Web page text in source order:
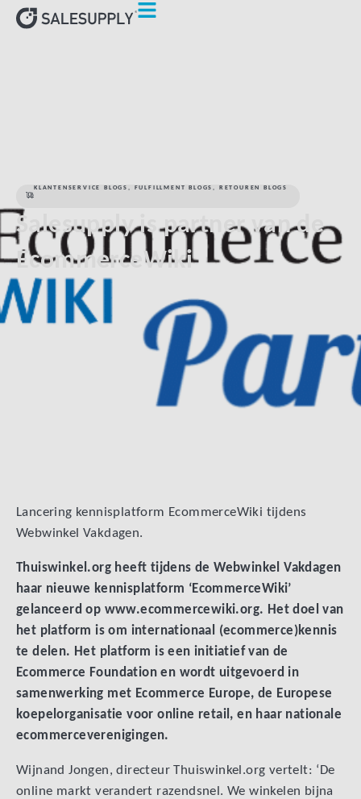
KLANTENSERVICE BLOGS, FULFILLMENT BLOGS, RETOUREN BLOGS
Salesupply is partner van de
EcommerceWiki
Lancering kennisplatform EcommerceWiki tijdens
Webwinkel Vakdagen.
Thuiswinkel.org heeft tijdens de Webwinkel Vakdagen
haar nieuwe kennisplatform ‘EcommerceWiki’
gelanceerd op www.ecommercewiki.org. Het doel van
het platform is om internationaal (ecommerce)kennis
te delen. Het platform is een initiatief van de
Ecommerce Foundation en wordt uitgevoerd in
samenwerking met Ecommerce Europe, de Europese
koepelorganisatie voor online retail, en haar nationale
ecommerceverenigingen.
Wijnand Jongen, directeur Thuiswinkel.org vertelt: ‘De
online markt verandert razendsnel. We winkelen bijna